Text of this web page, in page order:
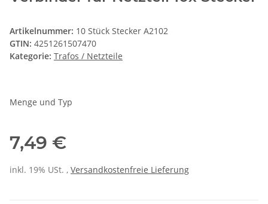
Artikelnummer: 10 Stück Stecker A2102
GTIN: 4251261507470
Kategorie: Trafos / Netzteile
Menge und Typ
7,49 €
inkl. 19% USt. , Versandkostenfreie Lieferung